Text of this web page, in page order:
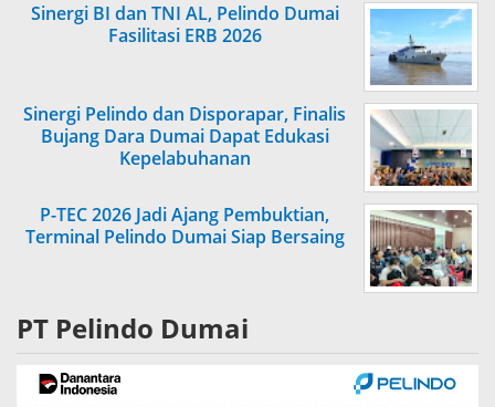
Sinergi BI dan TNI AL, Pelindo Dumai
Fasilitasi ERB 2026
Sinergi Pelindo dan Disporapar, Finalis
Bujang Dara Dumai Dapat Edukasi
Kepelabuhanan
P-TEC 2026 Jadi Ajang Pembuktian,
Terminal Pelindo Dumai Siap Bersaing
PT Pelindo Dumai